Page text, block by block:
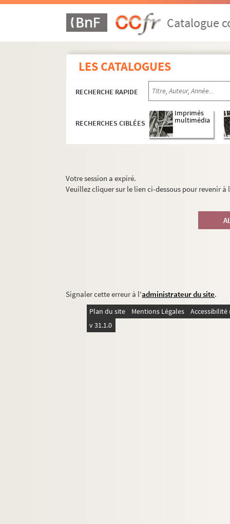
Catalogue
LES CATALOGUES
RECHERCHE RAPIDE
RECHERCHES CIBLÉES
Imprimés
multimédia
Votre session a expiré.
Veuillez cliquer sur le lien ci-dessous pour revenir
Signaler cette erreur à l'administrateur du site.
Plan du site Mentions Légales
v 31.1.0